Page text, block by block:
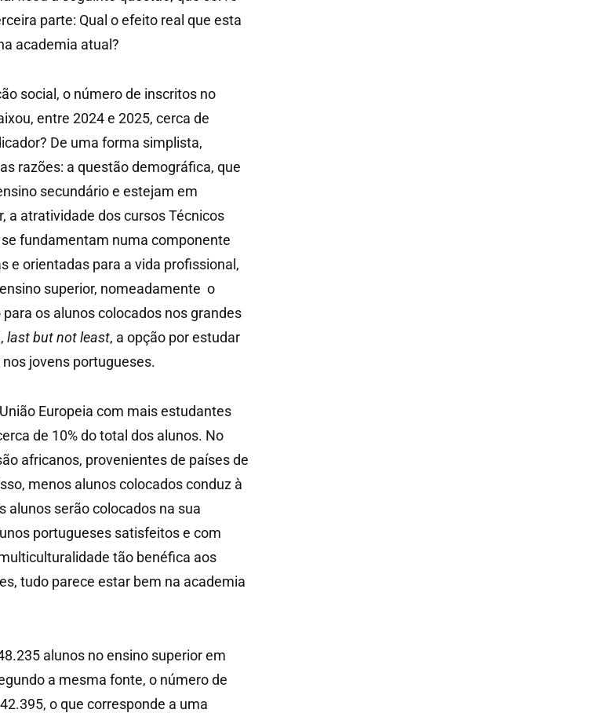
parte: Qual o efeito real que esta
academia atual?
social, o número de inscritos no
entre 2024 e 2025, cerca de
De uma forma simplista,
razões: a questão demográfica, que
secundário e estejam em
a atratividade dos cursos Técnicos
fundamentam numa componente
e orientadas para a vida profissional,
superior, nomeadamente o
os alunos colocados nos grandes
last but not least, a opção por estudar
jovens portugueses.
Europeia com mais estudantes
de 10% do total dos alunos. No
africanos, provenientes de países de
menos alunos colocados conduz à
alunos serão colocados na sua
portugueses satisfeitos e com
tão benéfica aos
tudo parece estar bem na academia
alunos no ensino superior em
a mesma fonte, o número de
o que corresponde a uma